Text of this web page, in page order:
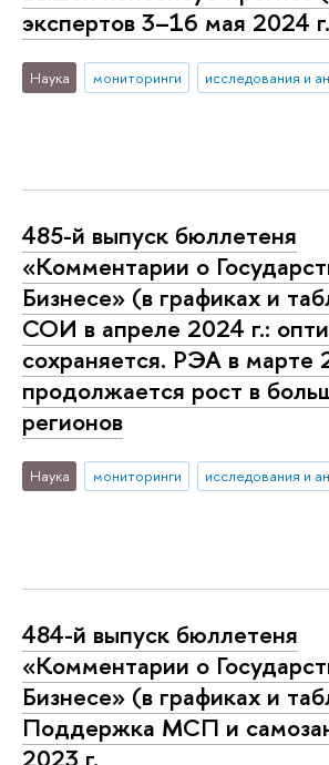
экспертов 3–16 мая 2024
Наука мониторинги исследования и
485-й выпуск бюллетеня
«Комментарии о
Бизнесе» (в графиках и
СОИ в апреле 2024 г.:
сохраняется. РЭА в марте
продолжается рост в
регионов
Наука мониторинги исследования и
484-й выпуск бюллетеня
«Комментарии о
Бизнесе» (в графиках и
Поддержка МСП и
2023 г.